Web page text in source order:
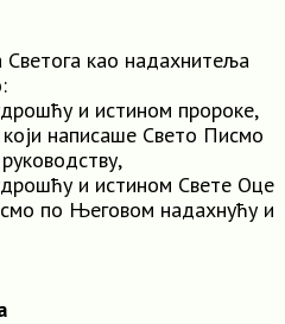
као надахнитеља
и истином пророке,
који написаше Свето Писмо
и истином Свете Оце
по Његовом надахнућу и